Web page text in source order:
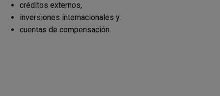
créditos externos,
inversiones internacionales y
cuentas de compensación.